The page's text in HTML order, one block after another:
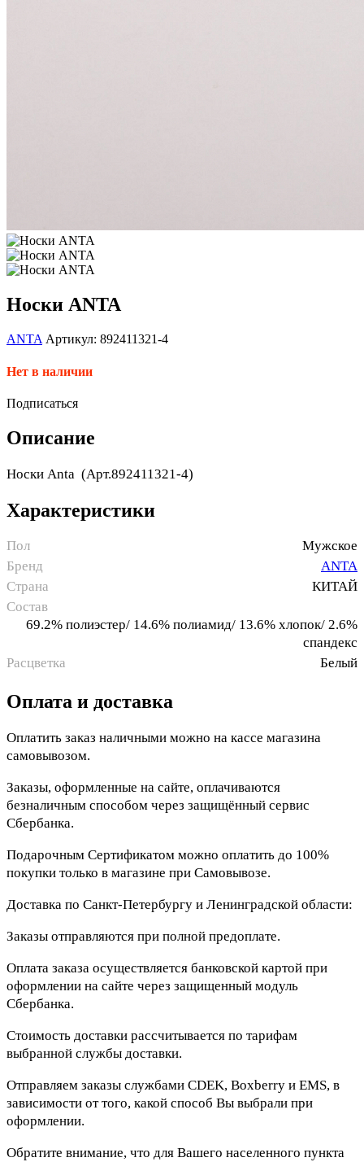
Носки ANTA
ANTA Артикул: 892411321-4
Нет в наличии
Подписаться
Описание
Носки Anta (Арт.892411321-4)
Характеристики
Пол
Мужское
Бренд
ANTA
Страна
КИТАЙ
Состав
69.2% полиэстер/ 14.6% полиамид/ 13.6% хлопок/ 2.6%
спандекс
Расцветка
Белый
Оплата и доставка
Оплатить заказ наличными можно на кассе магазина
самовывозом.
Заказы, оформленные на сайте, оплачиваются
безналичным способом через защищённый сервис
Сбербанка.
Подарочным Сертификатом можно оплатить до 100%
покупки только в магазине при Самовывозе.
Доставка по Санкт-Петербургу и Ленинградской области:
Заказы отправляются при полной предоплате.
Оплата заказа осуществляется банковской картой при
оформлении на сайте через защищенный модуль
Сбербанка.
Стоимость доставки рассчитывается по тарифам
выбранной службы доставки.
Отправляем заказы службами CDEK, Boxberry и EMS, в
зависимости от того, какой способ Вы выбрали при
оформлении.
Обратите внимание, что для Вашего населенного пункта